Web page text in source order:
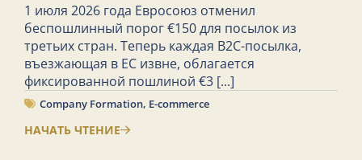
1 июля 2026 года Евросоюз отменил
беспошлинный порог €150 для посылок из
третьих стран. Теперь каждая B2C-посылка,
въезжающая в ЕС извне, облагается
фиксированной пошлиной €3 [...]
Company Formation, E-commerce
НАЧАТЬ ЧТЕНИЕ